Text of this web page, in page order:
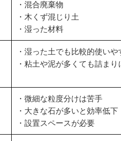
・混合廃棄物
・木くず混じり土
・湿った材料
・湿った土でも比較的使いや
・粘土や泥が多くても詰まり
・微細な粒度分けは苦手
・大きな石が多いと効率低下
・設置スペースが必要